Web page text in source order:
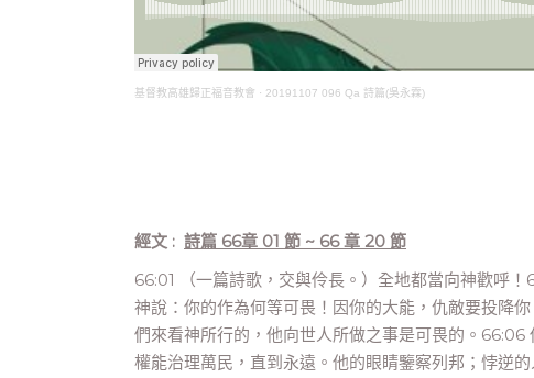
基督教高雄歸正福音教會 · 20191107 096 Qa 詩篇(吳永霖)
經文 : 詩篇 66章 01 節 ~ 66 章 20 節
66:01 （一篇詩歌，交與伶長。）全地都當向神歡呼
神說：你的作為何等可畏！因你的大能，仇敵要投降
們來看神所行的，他向世人所做之事是可畏的。
權能治理萬民，直到永遠。他的眼睛鑒察列邦；悖逆